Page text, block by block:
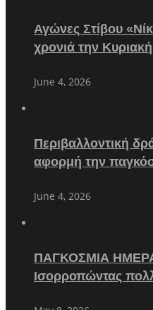
Αγώνες Στίβου
χρονιά την Κυριακή
June 4, 2026
Περιβαλλοντική
αφορμή την
June 4, 2026
ΠΑΓΚΟΣΜΙΑ
Ισορροπώντας